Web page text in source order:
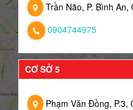
Trần Não, P. Bình An,
0904744975
CƠ SỞ 5
Phạm Văn Đồng, P.3,